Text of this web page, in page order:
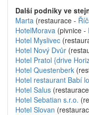
Další podniky ve
Marta (restaurace -
HotelMorava (pivnice -
Hotel Myslivec
Hotel Nový Dvůr
Hotel Pratol {drive
Hotel Questenberk
Hotel restaurant Babí
Hotel Salus
Hotel Sebatian s.r.o.
Hotel Slovan